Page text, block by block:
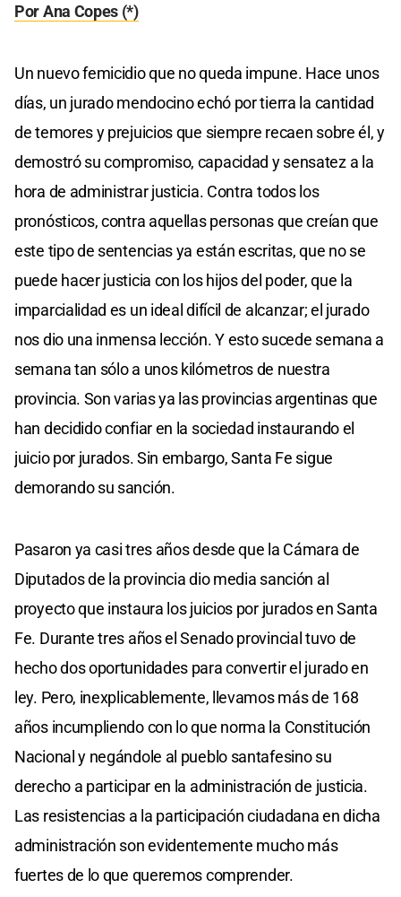
Por Ana Copes (*)
Un nuevo femicidio que no queda impune. Hace unos
días, un jurado mendocino echó por tierra la cantidad
de temores y prejuicios que siempre recaen sobre él, y
demostró su compromiso, capacidad y sensatez a la
hora de administrar justicia. Contra todos los
pronósticos, contra aquellas personas que creían que
este tipo de sentencias ya están escritas, que no se
puede hacer justicia con los hijos del poder, que la
imparcialidad es un ideal difícil de alcanzar; el jurado
nos dio una inmensa lección. Y esto sucede semana a
semana tan sólo a unos kilómetros de nuestra
provincia. Son varias ya las provincias argentinas que
han decidido confiar en la sociedad instaurando el
juicio por jurados. Sin embargo, Santa Fe sigue
demorando su sanción.
Pasaron ya casi tres años desde que la Cámara de
Diputados de la provincia dio media sanción al
proyecto que instaura los juicios por jurados en Santa
Fe. Durante tres años el Senado provincial tuvo de
hecho dos oportunidades para convertir el jurado en
ley. Pero, inexplicablemente, llevamos más de 168
años incumpliendo con lo que norma la Constitución
Nacional y negándole al pueblo santafesino su
derecho a participar en la administración de justicia.
Las resistencias a la participación ciudadana en dicha
administración son evidentemente mucho más
fuertes de lo que queremos comprender.